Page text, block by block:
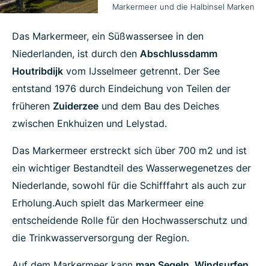
Markermeer und die Halbinsel Marken
Das Markermeer, ein Süßwassersee in den
Niederlanden, ist durch den Abschlussdamm
Houtribdijk vom IJsselmeer getrennt. Der See
entstand 1976 durch Eindeichung von Teilen der
früheren Zuiderzee und dem Bau des Deiches
zwischen Enkhuizen und Lelystad.
Das Markermeer erstreckt sich über 700 m2 und ist
ein wichtiger Bestandteil des Wasserwegenetzes der
Niederlande, sowohl für die Schifffahrt als auch zur
Erholung.Auch spielt das Markermeer eine
entscheidende Rolle für den Hochwasserschutz und
die Trinkwasserversorgung der Region.